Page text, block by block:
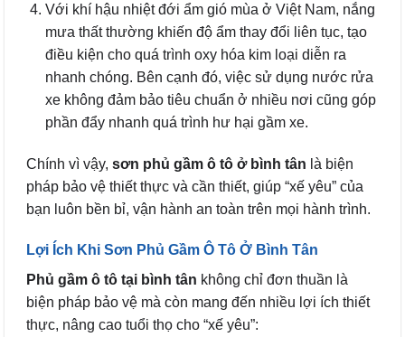
Với khí hậu nhiệt đới ẩm gió mùa ở Việt Nam, nắng
mưa thất thường khiến độ ẩm thay đổi liên tục, tạo
điều kiện cho quá trình oxy hóa kim loại diễn ra
nhanh chóng. Bên cạnh đó, việc sử dụng nước rửa
xe không đảm bảo tiêu chuẩn ở nhiều nơi cũng góp
phần đẩy nhanh quá trình hư hại gầm xe.
Chính vì vậy, sơn phủ gầm ô tô ở bình tân là biện
pháp bảo vệ thiết thực và cần thiết, giúp “xế yêu” của
bạn luôn bền bỉ, vận hành an toàn trên mọi hành trình.
Lợi Ích Khi Sơn Phủ Gầm Ô Tô Ở Bình Tân
Phủ gầm ô tô tại bình tân không chỉ đơn thuần là
biện pháp bảo vệ mà còn mang đến nhiều lợi ích thiết
thực, nâng cao tuổi thọ cho “xế yêu”: